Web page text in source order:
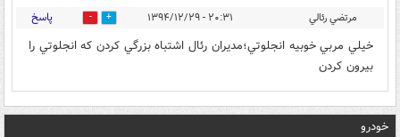
مرتضي رئالي ۲۰:۳۱ - ۱۳۹۴/۱۲/۲۹ 0 پاسخ
خيلي مربي خوبيه انجلوتي؛مديران رئال اشتباه بزرگي كردن كه انجلوتي را
بيرون كردن
خودرو